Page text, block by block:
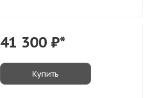
41 300 ₽*
Купить